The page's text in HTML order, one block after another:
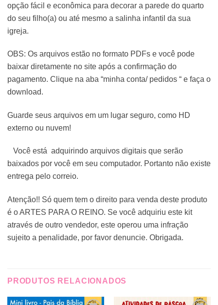
opção fácil e econômica para decorar a parede do quarto
do seu filho(a) ou até mesmo a salinha infantil da sua
igreja.
OBS: Os arquivos estão no formato PDFs e você pode
baixar diretamente no site após a confirmação do
pagamento. Clique na aba “minha conta/ pedidos “ e faça o
download.
Guarde seus arquivos em um lugar seguro, como HD
externo ou nuvem!
Você está adquirindo arquivos digitais que serão
baixados por você em seu computador. Portanto não existe
entrega pelo correio.
Atenção!! Só quem tem o direito para venda deste produto
é o ARTES PARA O REINO. Se você adquiriu este kit
através de outro vendedor, este operou uma infração
sujeito a penalidade, por favor denuncie. Obrigada.
PRODUTOS RELACIONADOS